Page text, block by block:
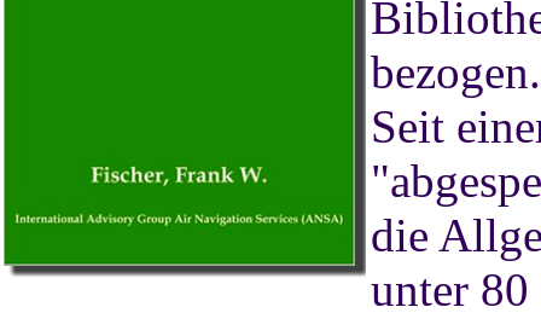
bezogen.
Seit
die
unter 80